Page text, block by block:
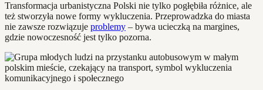
Transformacja urbanistyczna Polski nie tylko pogłębiła różnice, ale
też stworzyła nowe formy wykluczenia. Przeprowadzka do miasta
nie zawsze rozwiązuje problemy – bywa ucieczką na margines,
gdzie nowoczesność jest tylko pozorna.